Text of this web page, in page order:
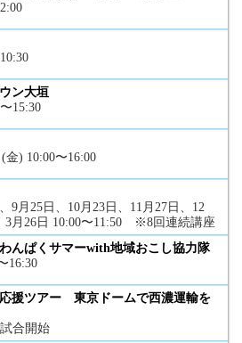
ン大垣
15:30
金) 10:00〜16:00
9月25日、10月23日、11月27日、12
3月26日 10:00〜11:50 ※8回連続講座
ぱくサマーwith地域おこし協力隊
16:30
援ツアー 東京ドームで西濃運輸を
合開始